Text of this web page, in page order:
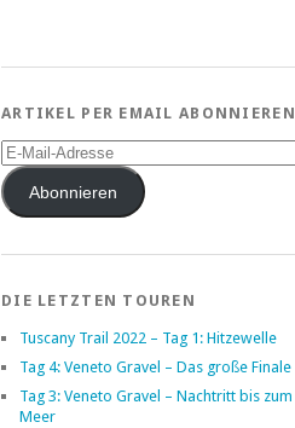
ARTIKEL PER EMAIL ABONNIEREN
E-
Mail-
AdresseAbonnieren
DIE LETZTEN TOUREN
Tuscany Trail 2022 – Tag 1: Hitzewelle
Tag 4: Veneto Gravel – Das große Finale
Tag 3: Veneto Gravel – Nachtritt bis zum
Meer